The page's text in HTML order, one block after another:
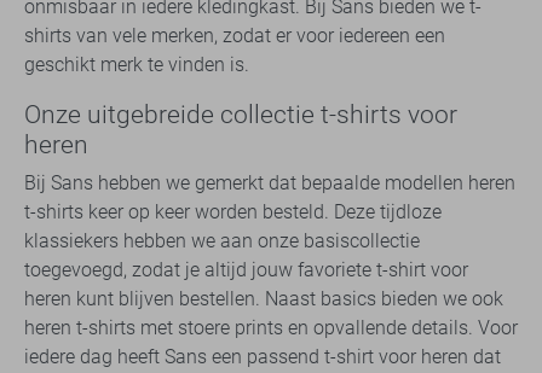
onmisbaar in iedere kledingkast. Bij Sans bieden we t-
shirts van vele merken, zodat er voor iedereen een
geschikt merk te vinden is.
Onze uitgebreide collectie t-shirts voor
heren
Bij Sans hebben we gemerkt dat bepaalde modellen heren
t-shirts keer op keer worden besteld. Deze tijdloze
klassiekers hebben we aan onze basiscollectie
toegevoegd, zodat je altijd jouw favoriete t-shirt voor
heren kunt blijven bestellen. Naast basics bieden we ook
heren t-shirts met stoere prints en opvallende details. Voor
iedere dag heeft Sans een passend t-shirt voor heren dat